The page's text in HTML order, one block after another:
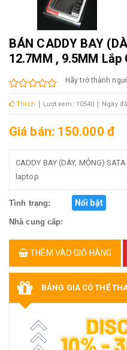
BÁN CADDY BAY
12.7MM , 9.5MM
Hãy trở thành
Thích Lượt xem: 10540 Ngày
Giá bán: 150.000 đ
CADDY BAY (DÀY, MỎNG)
laptop
Tình trạng: Nổi bật
Nhà cung cấp:
THÊM VÀO GIỎ HÀNG
BẢNG GIÁ CÓ THỂ